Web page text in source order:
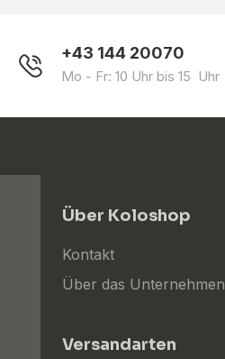
+43 144 20070
Mo - Fr: 10 Uhr bis 15 Uhr
Über Koloshop
Kontakt
Über das Unternehmen
Versandarten